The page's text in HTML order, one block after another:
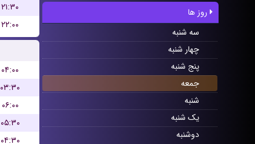
روز ها
سه شنبه
چهار شنبه
پنج شنبه
جمعه
شنبه
یک شنبه
دوشنبه
۲۱:۳۰
۲۲:۰۰
۰۴:۰۰
۰۳:۳۰
۰۶:۰۰
۰۵:۳۰
۰۴:۳۰